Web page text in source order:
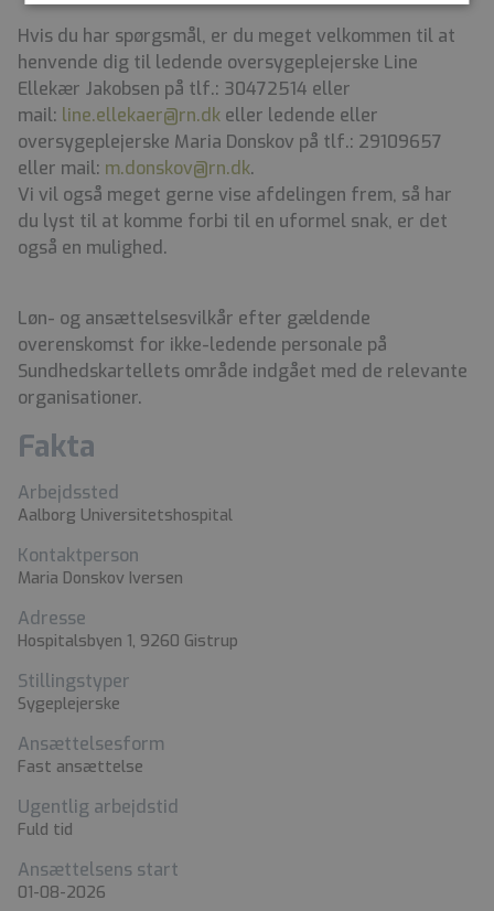
Hvis du har spørgsmål, er du meget velkommen til at
henvende dig til ledende oversygeplejerske Line
Ellekær Jakobsen på tlf.: 30472514 eller
mail: line.ellekaer@rn.dk eller ledende eller
oversygeplejerske Maria Donskov på tlf.: 29109657
eller mail: m.donskov@rn.dk.
Vi vil også meget gerne vise afdelingen frem, så har
du lyst til at komme forbi til en uformel snak, er det
også en mulighed.
Løn- og ansættelsesvilkår efter gældende
overenskomst for ikke-ledende personale på
Sundhedskartellets område indgået med de relevante
organisationer.
Fakta
Arbejdssted
Aalborg Universitetshospital
Kontaktperson
Maria Donskov Iversen
Adresse
Hospitalsbyen 1, 9260 Gistrup
Stillingstyper
Sygeplejerske
Ansættelsesform
Fast ansættelse
Ugentlig arbejdstid
Fuld tid
Ansættelsens start
01-08-2026